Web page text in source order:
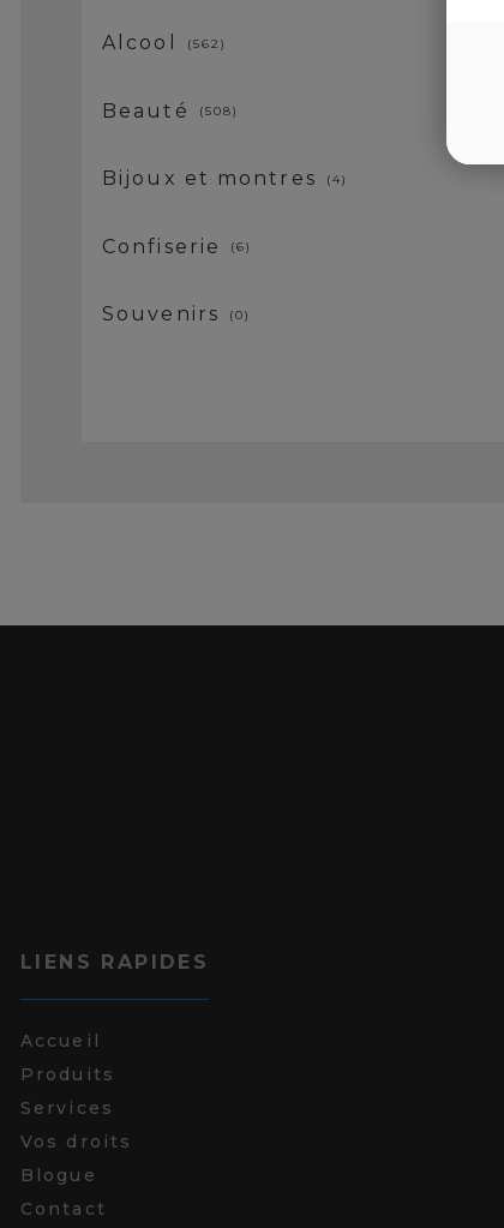
Alcool 562
Beauté 508
Bijoux et montres 4
Confiserie 6
Souvenirs 0
LIENS RAPIDES
Accueil
Produits
Services
Vos droits
Blogue
Contact